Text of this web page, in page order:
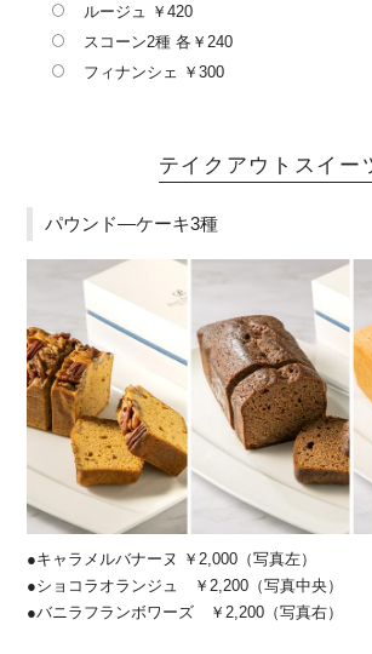
ルージュ ￥420
スコーン2種 各￥240
フィナンシェ ￥300
テイクアウトスイー
パウンド―ケーキ3種
●キャラメルバナーヌ ￥2,000（写真左）
●ショコラオランジュ ￥2,200（写真中央）
●バニラフランボワーズ ￥2,200（写真右）